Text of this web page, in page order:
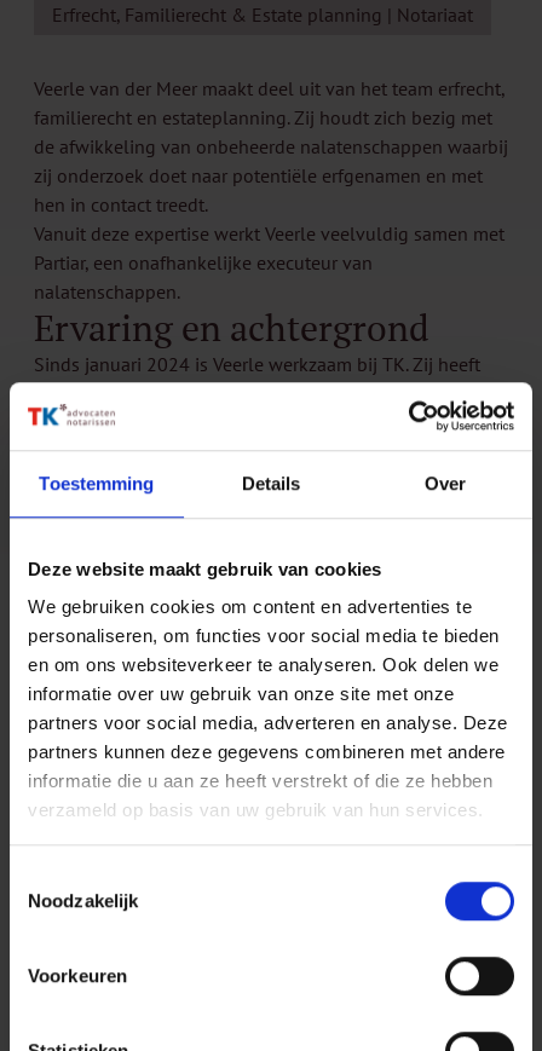
Toestemming Details Over
Deze website maakt gebruik van cookies
We gebruiken cookies om content en advertenties te
personaliseren, om functies voor social media te bieden
en om ons websiteverkeer te analyseren. Ook delen we
informatie over uw gebruik van onze site met onze
partners voor social media, adverteren en analyse. Deze
partners kunnen deze gegevens combineren met andere
informatie die u aan ze heeft verstrekt of die ze hebben
verzameld op basis van uw gebruik van hun services.
Noodzakelijk
Voorkeuren
Erfrecht, Familierecht & Estate planning | Notariaat
Veerle van der Meer maakt deel uit van het team erfrecht,
familierecht en estateplanning. Zij houdt zich bezig met
de afwikkeling van onbeheerde nalatenschappen waarbij
zij onderzoek doet naar potentiële erfgenamen en met
hen in contact treedt.
Vanuit deze expertise werkt Veerle veelvuldig samen met
Partiar, een onafhankelijke executeur van
nalatenschappen.
Ervaring en achtergrond
Sinds januari 2024 is Veerle werkzaam bij TK. Zij heeft
managementondersteunende functies en is een aantal
jaren als juridisch secretaresse werkzaam geweest.
Duidelijkheid en een luisterend oor is nodig om
hen soms onverwachte erfenis.
Experts van ons
team